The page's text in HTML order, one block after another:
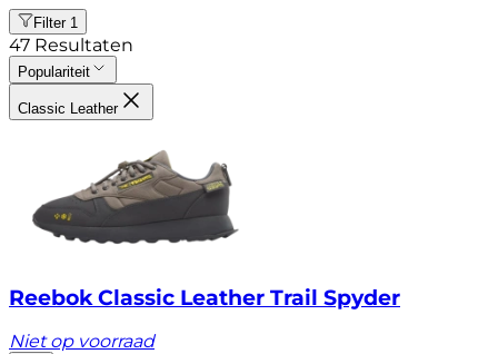
Filter 1
47 Resultaten
Populariteit
Classic Leather
Reebok Classic Leather Trail Spyder
Niet op voorraad